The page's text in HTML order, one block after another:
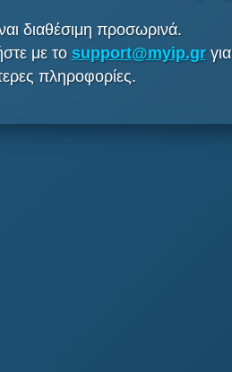
διαθέσιμη προσωρινά.
με το support@myip.grγια
πληροφορίες.